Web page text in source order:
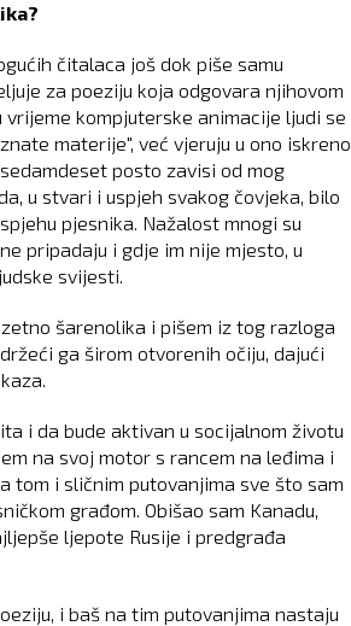
čitalaca još dok piše samu
za poeziju koja odgovara njihovom
kompjuterske animacije ljudi se
materije", već vjeruju u ono iskreno
posto zavisi od mog
u stvari i uspjeh svakog čovjeka, bilo
pjesnika. Nažalost mnogi su
pripadaju i gdje im nije mjesto, u
svijesti.
šarenolika i pišem iz tog razloga
ga širom otvorenih očiju, dajući
i da bude aktivan u socijalnom životu
na svoj motor s rancem na leđima i
tom i sličnim putovanjima sve što sam
građom. Obišao sam Kanadu,
ljepote Rusije i predgrađa
i baš na tim putovanjima nastaju